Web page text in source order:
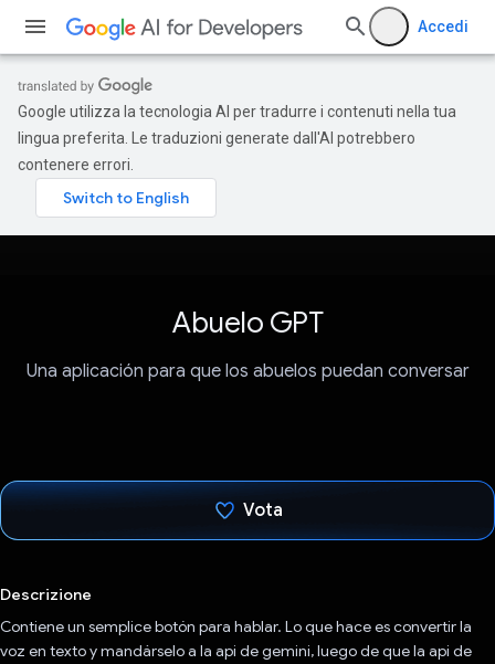
Accedi
Google utilizza la tecnologia AI per tradurre i contenuti nella tua
lingua preferita. Le traduzioni generate dall'AI potrebbero
contenere errori.
Abuelo GPT
Una aplicación para que los abuelos puedan conversar
Vota
Descrizione
Contiene un semplice botón para hablar. Lo que hace es convertir la
voz en texto y mandárselo a la api de gemini, luego de que la api de